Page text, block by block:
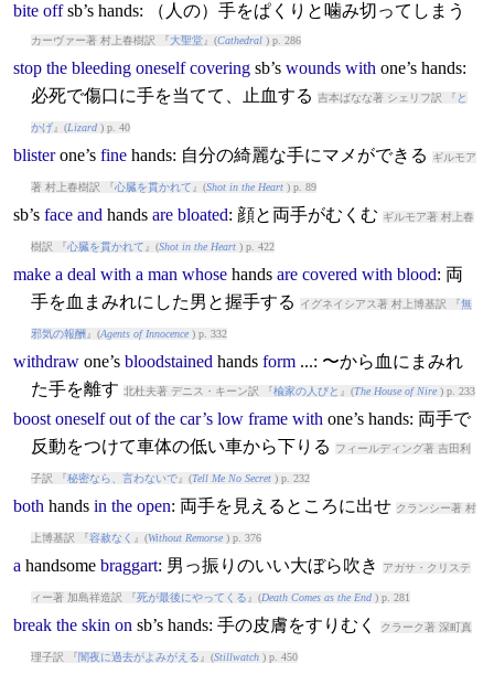
bite offsb’s hands: （人の）手をぱくりと噛み切ってしまう
カーヴァー著 村上春樹訳 『大聖堂』(Cathedral) p. 286
stop the bleeding oneself coveringsb’s wounds with one’s hands:
必死で傷口に手を当てて、止血する 吉本ばなな著 シェリフ訳 『 と
かげ』(Lizard) p. 40
blisterone’s fine hands: 自分の綺麗な手にマメができる ギルモア
著 村上春樹訳 『心臓を貫かれて 』(Shot in the Heart) p. 89
sb’s face and hands are bloated: 顔と両手がむくむ ギルモア著 村上春
樹訳 『心臓を貫かれて 』(Shot in the Heart) p. 422
make a deal with a man whose hands are covered with blood: 両
手を血まみれにした男と握手する
イグネイシアス著 村上博基訳 『無
邪気の報酬 』(Agents of Innocence) p. 332
withdrawone’s bloodstained hands form...: 〜から血にまみれ
た手を離す 北杜夫著 デニス・キーン訳 『楡家の人びと 』(The House of Nire) p. 233
boost oneself out of the car’s low frame with one’s hands: 両手で
反動をつけて車体の低い車から下りる
フィールディング著 吉田利
子訳 『秘密なら、言わないで』(Tell Me No Secret) p. 232
both hands in the open: 両手を見えるところに出せ クランシー著 村
上博基訳 『容赦なく 』(Without Remorse) p. 376
a handsome braggart: 男っ振りのいい大ぼら吹き アガサ・クリステ
ィー著 加島祥造訳 『死が最後にやってくる 』(Death Comes as the End) p. 281
break the skin on sb’s hands: 手の皮膚をすりむく クラーク著 深町真
理子訳 『闇夜に過去がよみがえる 』(Stillwatch) p. 450